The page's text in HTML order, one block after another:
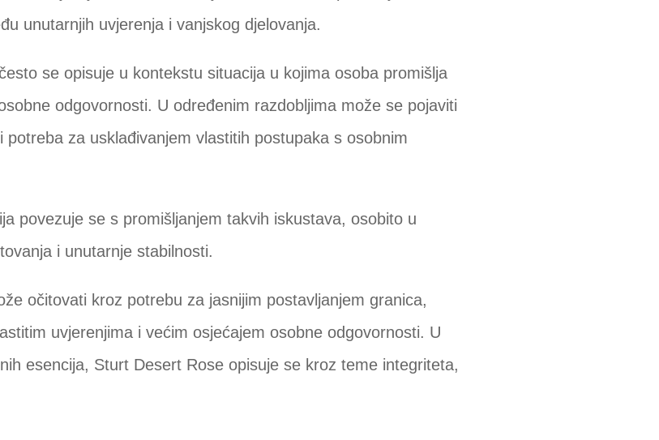
unutarnjih uvjerenja i vanjskog djelovanja.
se opisuje u kontekstu situacija u kojima osoba promišlja
odgovornosti. U određenim razdobljima može se pojaviti
potreba za usklađivanjem vlastitih postupaka s osobnim
povezuje se s promišljanjem takvih iskustava, osobito u
i unutarnje stabilnosti.
očitovati kroz potrebu za jasnijim postavljanjem granica,
uvjerenjima i većim osjećajem osobne odgovornosti. U
esencija, Sturt Desert Rose opisuje se kroz teme integriteta,